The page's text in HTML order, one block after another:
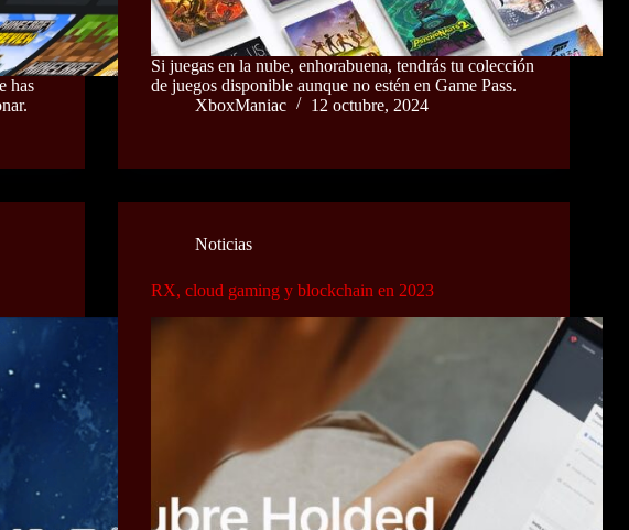
has
Si juegas en la nube, enhorabuena, tendrás tu colección
de juegos disponible aunque no estén en Game Pass.
XboxManiac
12 octubre, 2024
Noticias
RX, cloud gaming y blockchain en 2023